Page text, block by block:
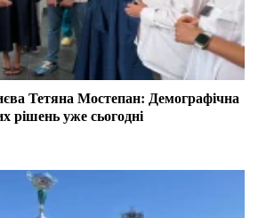
Тетяна Мостепан: Демографічна
рішень уже сьогодні